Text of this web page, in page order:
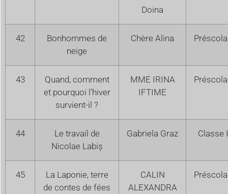
Doina
42
Bonhommes de
neige
Chère Alina
43
Quand, comment
et pourquoi l'hiver
survient-il ?
MME IRINA
IFTIME
44
Le travail de
Nicolae Labiș
Gabriela Graz Classe
45
La Laponie, terre
de contes de fées
CALIN
ALEXANDRA